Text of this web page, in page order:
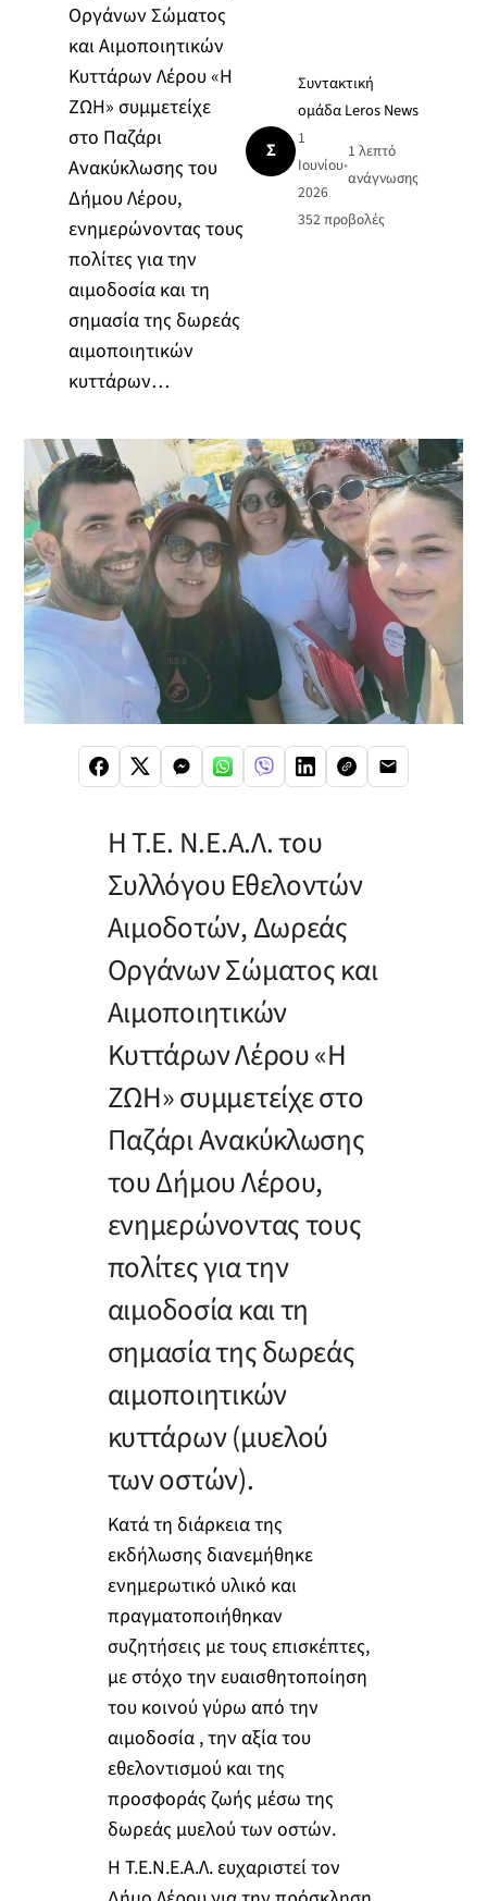
Οργάνων Σώματος
και Αιμοποιητικών
Κυττάρων Λέρου «Η
ΖΩΗ» συμμετείχε
στο Παζάρι
Ανακύκλωσης του
Δήμου Λέρου,
ενημερώνοντας τους
πολίτες για την
αιμοδοσία και τη
σημασία της δωρεάς
αιμοποιητικών
κυττάρων…
Σ
Συντακτική
ομάδα Leros News
1
Ιουνίου
2026
•
1 λεπτό
ανάγνωσης
352 προβολές
Η Τ.Ε. Ν.Ε.Α.Λ. του
Συλλόγου Εθελοντών
Αιμοδοτών, Δωρεάς
Οργάνων Σώματος και
Αιμοποιητικών
Κυττάρων Λέρου «Η
ΖΩΗ» συμμετείχε στο
Παζάρι Ανακύκλωσης
του Δήμου Λέρου,
ενημερώνοντας τους
πολίτες για την
αιμοδοσία και τη
σημασία της δωρεάς
αιμοποιητικών
κυττάρων (μυελού
των οστών).
Κατά τη διάρκεια της
εκδήλωσης διανεμήθηκε
ενημερωτικό υλικό και
πραγματοποιήθηκαν
συζητήσεις με τους επισκέπτες,
με στόχο την ευαισθητοποίηση
του κοινού γύρω από την
αιμοδοσία , την αξία του
εθελοντισμού και της
προσφοράς ζωής μέσω της
δωρεάς μυελού των οστών.
Η Τ.Ε.Ν.Ε.Α.Λ. ευχαριστεί τον